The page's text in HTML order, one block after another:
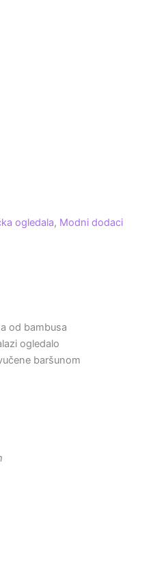
ogledala, Modni dodaci
od bambusa
ogledalo
baršunom